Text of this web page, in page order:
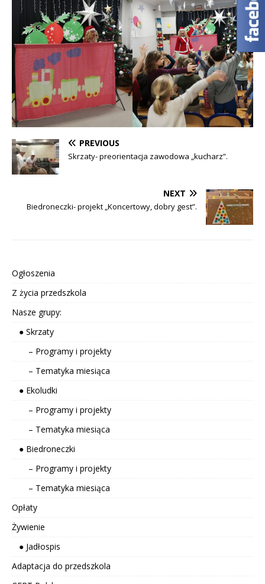
PREVIOUS
Skrzaty- preorientacja zawodowa „kucharz”.
NEXT
Biedroneczki- projekt „Koncertowy, dobry gest”.
Ogłoszenia
Z życia przedszkola
Nasze grupy:
● Skrzaty
– Programy i projekty
– Tematyka miesiąca
● Ekoludki
– Programy i projekty
– Tematyka miesiąca
● Biedroneczki
– Programy i projekty
– Tematyka miesiąca
Opłaty
Żywienie
● Jadłospis
Adaptacja do przedszkola